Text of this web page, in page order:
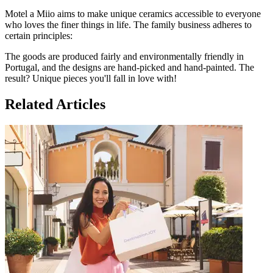
Motel a Miio aims to make unique ceramics accessible to everyone
who loves the finer things in life. The family business adheres to
certain principles:
The goods are produced fairly and environmentally friendly in
Portugal, and the designs are hand-picked and hand-painted. The
result? Unique pieces you'll fall in love with!
Related Articles